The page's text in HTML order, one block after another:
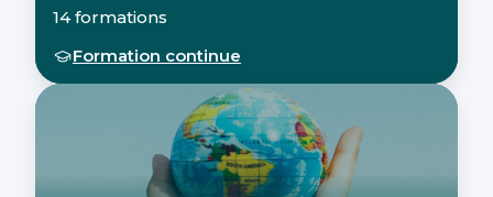
14 formations
Formation continue